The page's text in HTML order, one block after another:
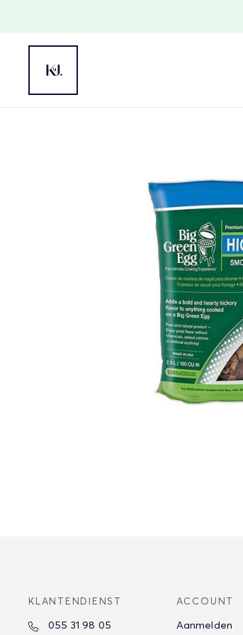
KLANTENDIENST
055 31 98 05
ACCOUNT
Aanmelden